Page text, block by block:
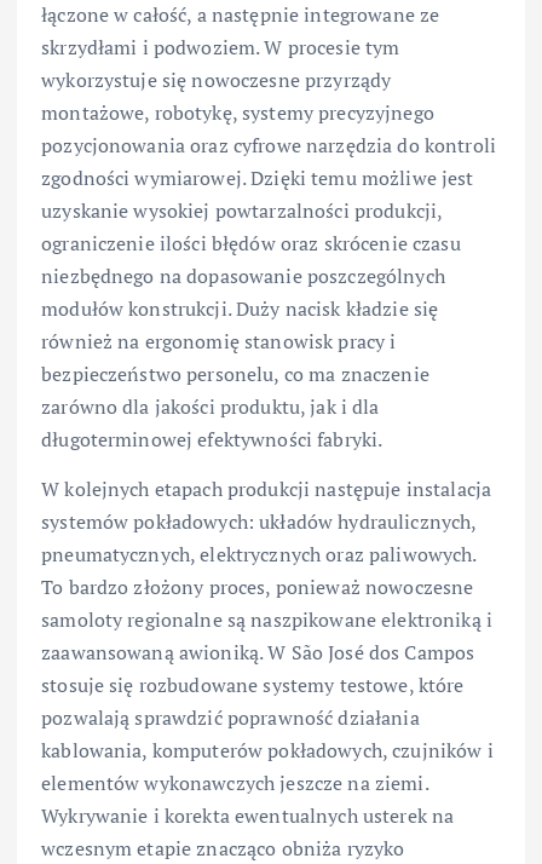
łączone w całość, a następnie integrowane ze
skrzydłami i podwoziem. W procesie tym
wykorzystuje się nowoczesne przyrządy
montażowe, robotykę, systemy precyzyjnego
pozycjonowania oraz cyfrowe narzędzia do kontroli
zgodności wymiarowej. Dzięki temu możliwe jest
uzyskanie wysokiej powtarzalności produkcji,
ograniczenie ilości błędów oraz skrócenie czasu
niezbędnego na dopasowanie poszczególnych
modułów konstrukcji. Duży nacisk kładzie się
również na ergonomię stanowisk pracy i
bezpieczeństwo personelu, co ma znaczenie
zarówno dla jakości produktu, jak i dla
długoterminowej efektywności fabryki.
W kolejnych etapach produkcji następuje instalacja
systemów pokładowych: układów hydraulicznych,
pneumatycznych, elektrycznych oraz paliwowych.
To bardzo złożony proces, ponieważ nowoczesne
samoloty regionalne są naszpikowane elektroniką i
zaawansowaną awioniką. W São José dos Campos
stosuje się rozbudowane systemy testowe, które
pozwalają sprawdzić poprawność działania
kablowania, komputerów pokładowych, czujników i
elementów wykonawczych jeszcze na ziemi.
Wykrywanie i korekta ewentualnych usterek na
wczesnym etapie znacząco obniża ryzyko